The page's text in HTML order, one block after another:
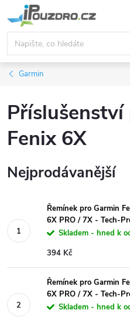
na
obsah
Garmin
Fenix 6X
Nejprodávanější
Řemínek pro Garmin
6X PRO / 7X - Tech-
Skladem - hned k
394 Kč
Řemínek pro Garmin
6X PRO / 7X - Tech-
Skladem - hned k